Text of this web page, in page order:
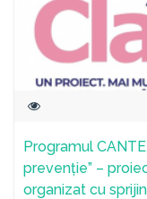
Programul
prevenție” –
organizat cu